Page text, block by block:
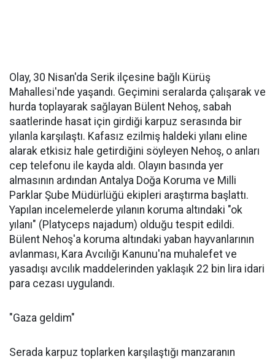
Olay, 30 Nisan'da Serik ilçesine bağlı Kürüş
Mahallesi'nde yaşandı. Geçimini seralarda çalışarak ve
hurda toplayarak sağlayan Bülent Nehoş, sabah
saatlerinde hasat için girdiği karpuz serasında bir
yılanla karşılaştı. Kafasız ezilmiş haldeki yılanı eline
alarak etkisiz hale getirdiğini söyleyen Nehoş, o anları
cep telefonu ile kayda aldı. Olayın basında yer
almasının ardından Antalya Doğa Koruma ve Milli
Parklar Şube Müdürlüğü ekipleri araştırma başlattı.
Yapılan incelemelerde yılanın koruma altındaki "ok
yılanı" (Platyceps najadum) olduğu tespit edildi.
Bülent Nehoş'a koruma altındaki yaban hayvanlarının
avlanması, Kara Avcılığı Kanunu'na muhalefet ve
yasadışı avcılık maddelerinden yaklaşık 22 bin lira idari
para cezası uygulandı.
"Gaza geldim"
Serada karpuz toplarken karşılaştığı manzaranın